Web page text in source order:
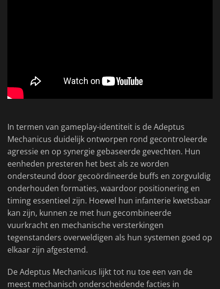
In termen van gameplay-identiteit is de Adeptus
Mechanicus duidelijk ontworpen rond gecontroleerde
agressie en op synergie gebaseerde gevechten. Hun
eenheden presteren het best als ze worden
ondersteund door gecoördineerde buffs en zorgvuldig
onderhouden formaties, waardoor positionering en
timing essentieel zijn. Hoewel hun infanterie kwetsbaar
kan zijn, kunnen ze met hun gecombineerde
vuurkracht en mechanische versterkingen
tegenstanders overweldigen als hun systemen goed op
elkaar zijn afgestemd.
De Adeptus Mechanicus lijkt tot nu toe een van de
meest mechanisch onderscheidende facties in